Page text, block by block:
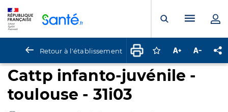
Ouvrir laMenu
Retour à l'établissement Connectez-vous
Augmenter la
Cattp infanto-juvénile -
toulouse - 31i03